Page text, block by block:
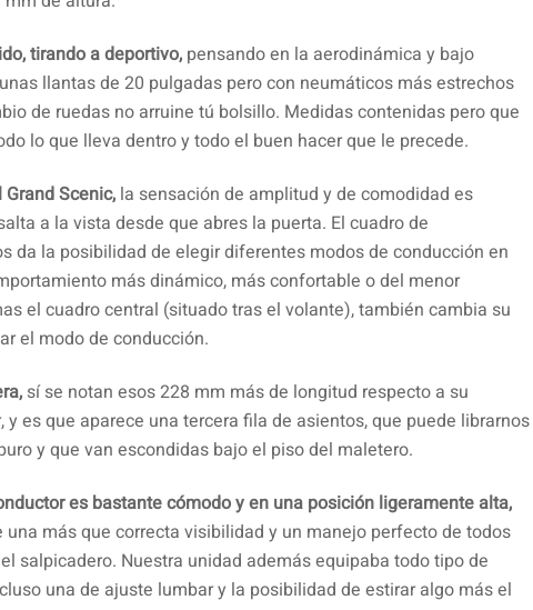
tirando a deportivo, pensando en la aerodinámica y bajo
llantas de 20 pulgadas pero con neumáticos más estrechos
de ruedas no arruine tú bolsillo. Medidas contenidas pero que
lo que lleva dentro y todo el buen hacer que le precede.
Scenic, la sensación de amplitud y de comodidad es
a la vista desde que abres la puerta. El cuadro de
da la posibilidad de elegir diferentes modos de conducción en
más dinámico, más confortable o del menor
el cuadro central (situado tras el volante), también cambia su
el modo de conducción.
sí se notan esos 228 mm más de longitud respecto a su
y es que aparece una tercera fila de asientos, que puede librarnos
y que van escondidas bajo el piso del maletero.
es bastante cómodo y en una posición ligeramente alta,
una más que correcta visibilidad y un manejo perfecto de todos
salpicadero. Nuestra unidad además equipaba todo tipo de
una de ajuste lumbar y la posibilidad de estirar algo más el